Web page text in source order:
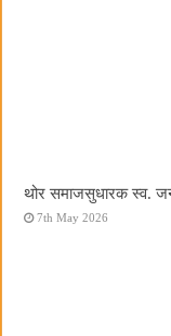
थोर समाजसुधारक स्व.
7th May 2026